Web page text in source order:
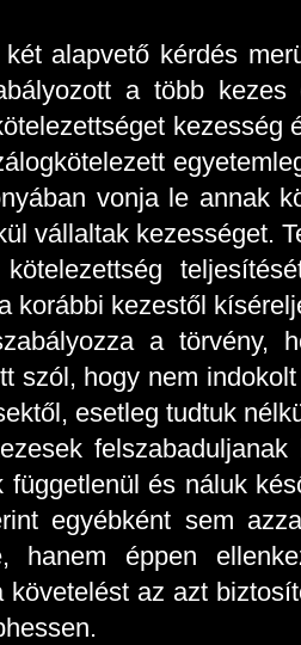
alapvető kérdés
a több kezes
kezesség
vonja le annak
vállaltak kezességet.
korábbi kezestől
a törvény,
szól, hogy nem
esetleg tudtuk
felszabaduljanak
és náluk
egyébként sem
hanem éppen
az azt